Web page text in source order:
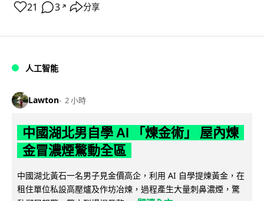
21 3 ↗ 分享
人工智能
Lawton 2 小時
中國湖北男自學 AI 「煉金術」 屋內煉
金冒濃煙驚動全區
中國湖北黃石一名男子見金價高企，利用 AI 自學提煉黃金，在
租住單位私設高壓爐及作坊冶煉，過程產生大量刺鼻濃煙，驚